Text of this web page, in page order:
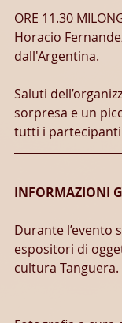
ORE 11.30
Horacio
dall'Argentina.
Saluti
sorpresa e un
tutti i
INFORMAZIONI
Durante l’evento
espositori di
cultura Tanguera.